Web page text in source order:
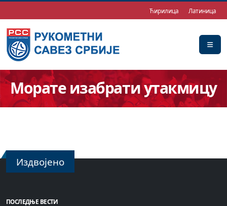
Ћирилица Латиница
Морате изабрати утакмицу
Издвојено
ПОСЛЕДЊЕ ВЕСТИ